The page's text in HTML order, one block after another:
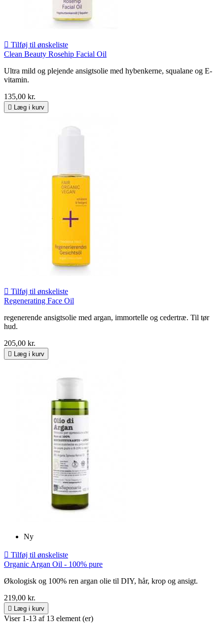
 Tilføj til ønskeliste
Clean Beauty Rosehip Facial Oil
Ultra mild og plejende ansigtsolie med hybenkerne, squalane og E-
vitamin.
135,00 kr.
 Læg i kurv
 Tilføj til ønskeliste
Regenerating Face Oil
regenerende ansigtsolie med argan, immortelle og cedertræ. Til tør
hud.
205,00 kr.
 Læg i kurv
Ny
 Tilføj til ønskeliste
Organic Argan Oil - 100% pure
Økologisk og 100% ren argan olie til DIY, hår, krop og ansigt.
219,00 kr.
 Læg i kurv
Viser 1-13 af 13 element (er)